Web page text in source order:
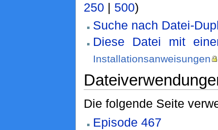
250 | 500)
Suche nach Datei-
Diese Datei mit
Installationsanweisungen
Die folgende Seite
Episode 467